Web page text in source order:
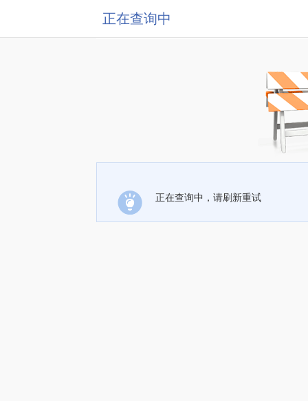
正在查询中
正在查询中，请刷新重试